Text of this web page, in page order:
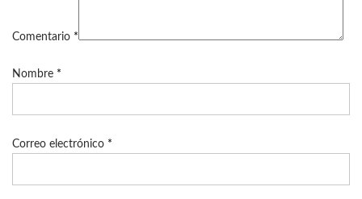
Comentario *
Nombre *
Correo electrónico *